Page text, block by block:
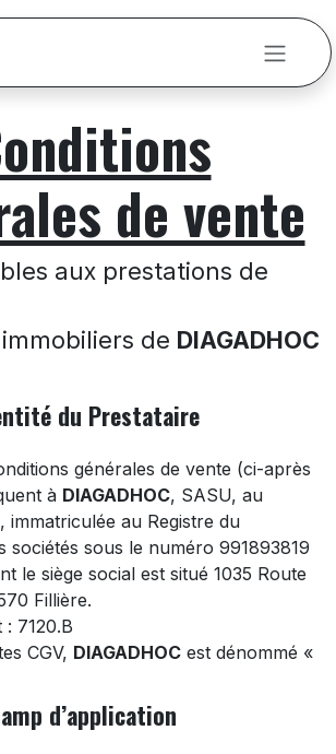
de vente
aux prestations de
de DIAGADHOC
du Prestataire
générales de vente (ci-après
à DIAGADHOC, SASU, au
immatriculée au Registre du
sociétés sous le numéro 991893819
le siège social est situé 1035 Route
Fillière.
7120.B
CGV, DIAGADHOC est dénommé «
d’application